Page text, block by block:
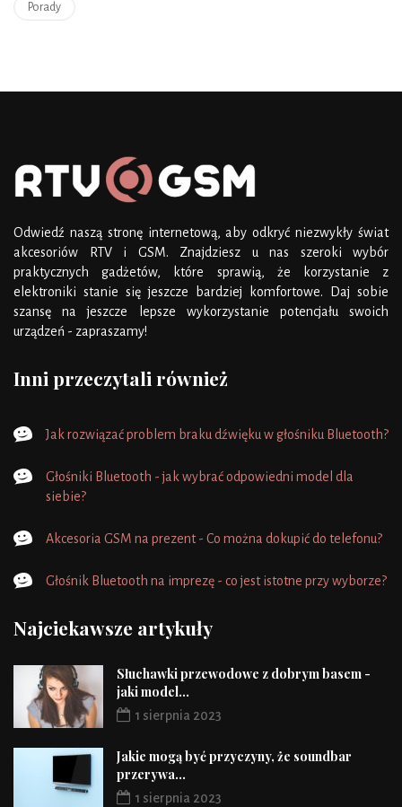
Porady
Odwiedź naszą stronę internetową, aby odkryć niezwykły świat
akcesoriów RTV i GSM. Znajdziesz u nas szeroki wybór
praktycznych gadżetów, które sprawią, że korzystanie z
elektroniki stanie się jeszcze bardziej komfortowe. Daj sobie
szansę na jeszcze lepsze wykorzystanie potencjału swoich
urządzeń - zapraszamy!
Inni przeczytali również
Jak rozwiązać problem braku dźwięku w głośniku Bluetooth?
Głośniki Bluetooth - jak wybrać odpowiedni model dla
siebie?
Akcesoria GSM na prezent - Co można dokupić do telefonu?
Głośnik Bluetooth na imprezę - co jest istotne przy wyborze?
Najciekawsze artykuły
Słuchawki przewodowe z dobrym basem -
jaki model...
1 sierpnia 2023
Jakie mogą być przyczyny, że soundbar
przerywa...
1 sierpnia 2023